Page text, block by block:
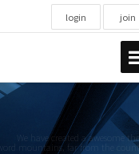
login join
We have created a awesome
mountains, far from the